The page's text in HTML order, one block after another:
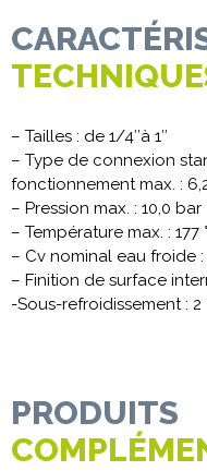
– Tailles : de 1/4′′à 1′′
– Type de connexion
fonctionnement max. :
– Pression max. : 10,0 bar
– Température max. : 177
– Cv nominal eau froide :
– Finition de surface
-Sous-refroidissement : 2
PRODUITS